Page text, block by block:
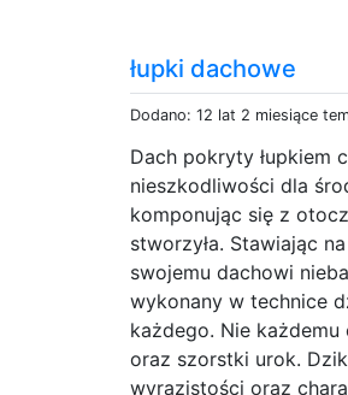
łupki dachowe
Dodano: 12 lat 2 miesiące
Dach pokryty łupkiem
nieszkodliwości dla
komponując się z
stworzyła. Stawiając
swojemu dachowi
wykonany w technice
każdego. Nie
oraz szorstki urok.
wyrazistości oraz